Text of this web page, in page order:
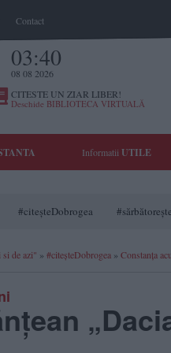
Contact
03:40
08 08 2026
CITESTE UN ZIAR LIBER!
Deschide BIBLIOTECA VIRTUALĂ
Informatii UTILE
#citeșteDobrogea
de azi" » #citeșteDobrogea » Constanța